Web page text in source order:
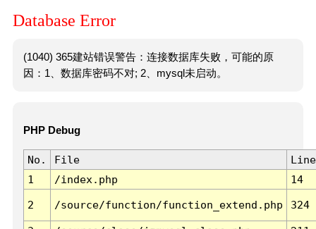
Database Error
(1040) 365建站错误警告：连接数据库失败，可能的原
因：1、数据库密码不对; 2、mysql未启动。
PHP Debug
No. File
Line
1
/index.php 14
2 /source/function/function_extend.php 324